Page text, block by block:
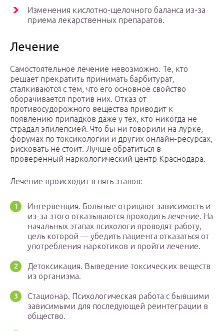
Изменения кислотно-щелочного баланса из-за
приема лекарственных препаратов.
Лечение
Самостоятельное лечение невозможно. Те, кто
решает прекратить принимать барбитурат,
сталкиваются с тем, что его основное свойство
оборачивается против них. Отказ от
противосудорожного вещества приводит к
появлению припадков даже у тех, кто никогда не
страдал эпилепсией. Что бы ни говорили на лурке,
форумах по токсикологии и других онлайн-ресурсах,
рисковать не стоит. Лучше обратиться в
проверенный наркологический центр Краснодара.
Лечение происходит в пять этапов:
Интервенция. Больные отрицают зависимость и
из-за этого отказываются проходить лечение. На
начальных этапах психологи проводят работу,
цель которой — убедить пациента отказаться от
употребления наркотиков и пройти лечение.
Детоксикация. Выведение токсических веществ
из организма.
Стационар. Психологическая работа с бывшими
зависимыми для последующей реинтеграции в
общество.